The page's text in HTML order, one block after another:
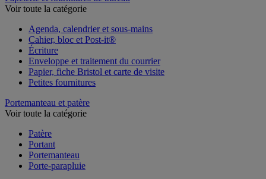
Voir toute la catégorie
Agenda, calendrier et sous-mains
Cahier, bloc et Post-it®
Écriture
Enveloppe et traitement du courrier
Papier, fiche Bristol et carte de visite
Petites fournitures
Portemanteau et patère
Voir toute la catégorie
Patère
Portant
Portemanteau
Porte-parapluie